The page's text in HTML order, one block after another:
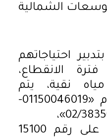
الشمالية
احتياجاتهم
الانقطاع،
نقية، يتم
التواصل على الأرقام «01150046019-
01150335658-02/38350405»،
وللشكاوى الاتصال على رقم 15100